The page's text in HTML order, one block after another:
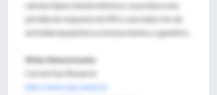
ratones hipercolesterolémicos, se produce una
pérdida de respuesta de ERG y una inducción de
actividad apoptótica a nivel proteínico y genético.
Webs Relacionadas
Current Eye Research
http://www.szp.swets.nl/